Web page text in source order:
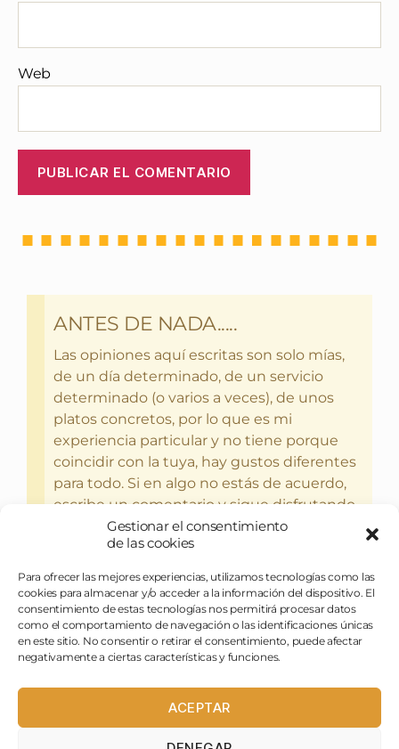
Gestionar el consentimiento
de las cookies
Para ofrecer las mejores experiencias, utilizamos tecnologías como las
cookies para almacenar y/o acceder a la información del dispositivo. El
consentimiento de estas tecnologías nos permitirá procesar datos
como el comportamiento de navegación o las identificaciones únicas
en este sitio. No consentir o retirar el consentimiento, puede afectar
negativamente a ciertas características y funciones.
ACEPTAR
Web
ANTES DE NADA.....
Las opiniones aquí escritas son solo mías,
de un día determinado, de un servicio
determinado (o varios a veces), de unos
platos concretos, por lo que es mi
experiencia particular y no tiene porque
coincidir con la tuya, hay gustos diferentes
para todo. Si en algo no estás de acuerdo,
escribe un comentario y sigue disfrutando
del bebercio y el glotoneo.